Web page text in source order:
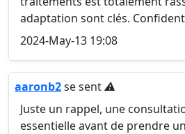
adaptation sont clés. Confident
2024-May-13 19:08
aaronb2se sent⚠️
Juste un rappel, une
essentielle avant de prendre